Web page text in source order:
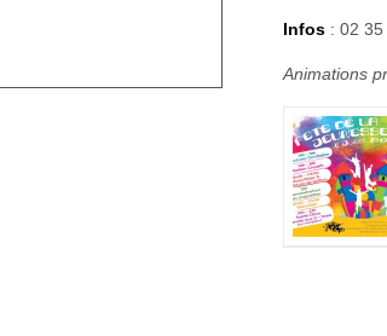
Infos : 02
Animations